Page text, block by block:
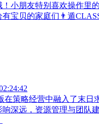
！小朋友特别喜欢操作里
宝贝的家庭们👨‍遁️
在策略经营中融入了末日
深远，资源管理与团队